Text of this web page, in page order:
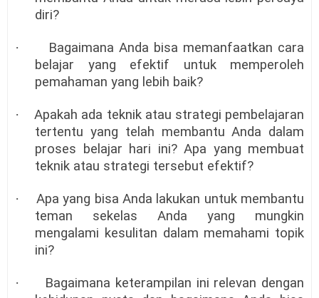
diri?
·
Bagaimana Anda bisa memanfaatkan cara
belajar yang efektif untuk memperoleh
pemahaman yang lebih baik?
·
Apakah ada teknik atau strategi pembelajaran
tertentu yang telah membantu Anda dalam
proses belajar hari ini? Apa yang membuat
teknik atau strategi tersebut efektif?
·
Apa yang bisa Anda lakukan untuk membantu
teman sekelas Anda yang mungkin
mengalami kesulitan dalam memahami topik
ini?
·
Bagaimana keterampilan ini relevan dengan